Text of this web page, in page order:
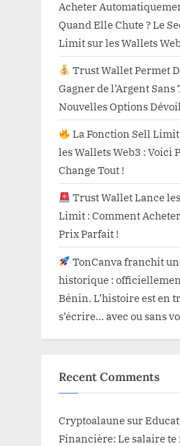
Acheter
Quand Elle Chute ? Le
Limit sur les Wallets
Trust Wallet Permet
Gagner de l’Argent Sans
Nouvelles Options
La Fonction Sell
les Wallets Web3 : Voici
Change Tout !
Trust Wallet Lance
Limit : Comment
Prix Parfait !
TonCanva franchit
historique :
Bénin. L’histoire est en
s’écrire… avec ou sans
Recent Comments
Cryptoalaune sur
Financière: Le salaire